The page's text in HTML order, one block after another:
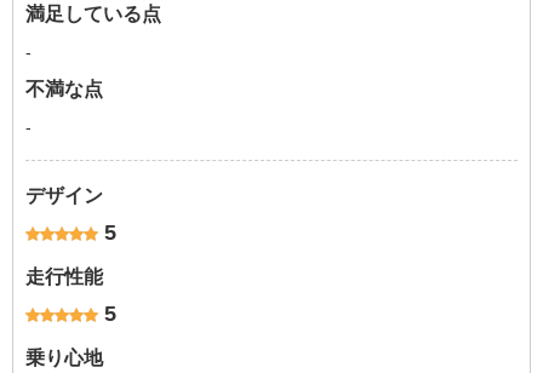
満足している点
-
不満な点
-
デザイン
5
走行性能
5
乗り心地